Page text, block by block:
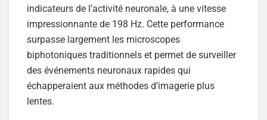
indicateurs de l’activité neuronale, à une vitesse
impressionnante de 198 Hz. Cette performance
surpasse largement les microscopes
biphotoniques traditionnels et permet de surveiller
des événements neuronaux rapides qui
échapperaient aux méthodes d’imagerie plus
lentes.